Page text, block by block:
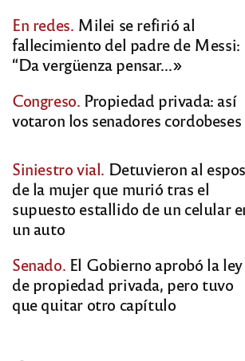
En redes. Milei se refirió al
fallecimiento del padre de Messi:
“Da vergüenza pensar…»
Congreso. Propiedad privada: así
votaron los senadores cordobeses
Siniestro vial. Detuvieron al
de la mujer que murió tras el
supuesto estallido de un celular
un auto
Senado. El Gobierno aprobó la ley
de propiedad privada, pero tuvo
que quitar otro capítulo